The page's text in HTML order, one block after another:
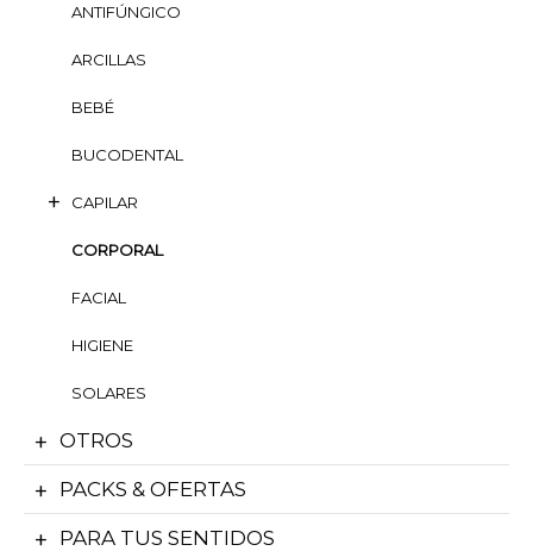
ANTIFÚNGICO
ARCILLAS
BEBÉ
BUCODENTAL
CAPILAR
CORPORAL
FACIAL
HIGIENE
SOLARES
OTROS
PACKS & OFERTAS
PARA TUS SENTIDOS